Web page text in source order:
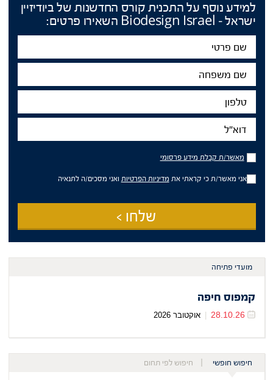
למידע נוסף על התכנית קורס החדשנות של ביודיזיין
ישראל – Biodesign Israel השאירו פרטים:
שם
פרטי
שם
משפחה
טלפון
דוא"ל
מאשר/ת
קבלת
מידע
פרסומי
מאשר/ת קבלת מידע פרסומי
אני מאשר/ת כי קראתי את מדיניות הפרטיות ואני מסכים/ה לתנאיה
שלחו >
מועדי פתיחה
קמפוס חיפה
28.10.26 אוקטובר 2026
חיפוש חופשי חיפוש לפי תחום